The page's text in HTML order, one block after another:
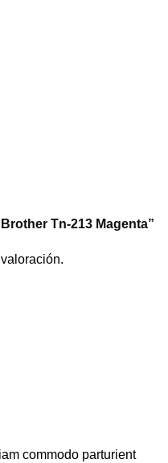
Tn-213 Magenta”
commodo parturient